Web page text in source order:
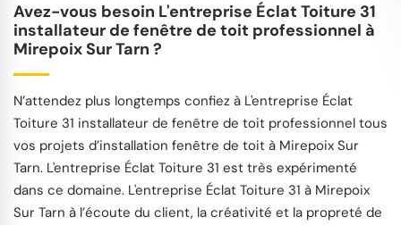
Avez-vous besoin L'entreprise Éclat Toiture 31
installateur de fenêtre de toit professionnel à
Mirepoix Sur Tarn ?
N’attendez plus longtemps confiez à L'entreprise Éclat
Toiture 31 installateur de fenêtre de toit professionnel tous
vos projets d’installation fenêtre de toit à Mirepoix Sur
Tarn. L'entreprise Éclat Toiture 31 est très expérimenté
dans ce domaine. L'entreprise Éclat Toiture 31 à Mirepoix
Sur Tarn à l’écoute du client, la créativité et la propreté de